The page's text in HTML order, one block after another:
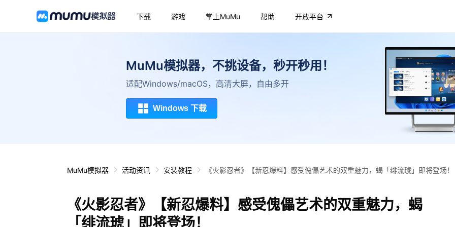
下载 游戏 掌上MuMu 帮助 开放平台
MuMu模拟器，不挑设备，秒开秒用！
适配Windows/macOS，高清大屏，自由多开
Windows 下载
MuMu模拟器 活动资讯 安装教程 《火影忍者》【新忍爆料】感受傀儡艺术的双重魅力，蝎「绯流琥」即将登场！
《火影忍者》【新忍爆料】感受傀儡艺术的双重魅力，蝎
「绯流琥」即将登场！